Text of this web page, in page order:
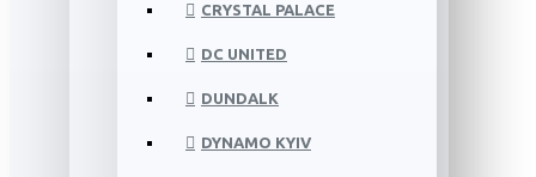
CRYSTAL PALACE
DC UNITED
DUNDALK
DYNAMO KYIV